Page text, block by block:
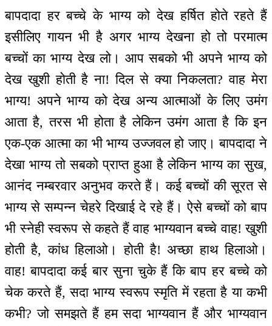
बापदादा हर बच्चे के भाग्य को देख हर्षित होते रहते हैं
इसीलिए गायन भी है अगर भाग्य देखना हो तो परमात्म
बच्चों का भाग्य देख लो। आप सबको भी अपने भाग्य को
देख खुशी होती है ना! दिल से क्या निकलता? वाह मेरा
भाग्य! अपने भाग्य को देख अन्य आत्माओं के लिए उमंग
आता है, तरस भी होता है लेकिन उमंग आता है कि इन
एक-एक आत्मा का भी भाग्य उज्जवल हो जाए। बापदादा ने
देखा भाग्य तो सबको प्राप्त हुआ है लेकिन भाग्य का सुख,
आनंद नम्बरवार अनुभव करते हैं। कई बच्चों की सूरत से
भाग्य से सम्पन्न चेहरे दिखाई दे रहे हैं। ऐसे बच्चों को बाप
भी स्नेही स्वरूप से कहते हैं वाह भाग्यवान बच्चे वाह! खुशी
होती है, कांध हिलाओ। होती है! अच्छा हाथ हिलाओ।
वाह! बापदादा कई बार सुना चुके हैं कि बाप हर बच्चे को
चेक करते हैं, सदा भाग्य स्वरूप स्मृति में रहता है या कभी
कभी? जो समझते हैं हम सदा भाग्यवान हैं और भाग्यवान